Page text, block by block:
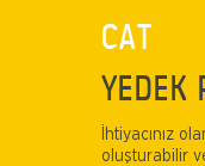
CAT
YEDEK
İhtiyacınız
oluşturabilir